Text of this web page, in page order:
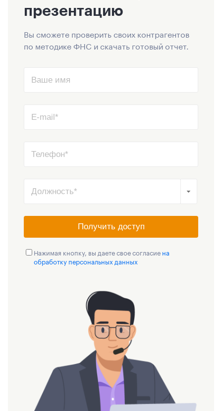
презентацию
Вы сможете проверить своих контрагентов
по методике ФНС и скачать готовый отчет.
Получить доступ
Нажимая кнопку, вы даете свое согласие на
обработку персональных данных